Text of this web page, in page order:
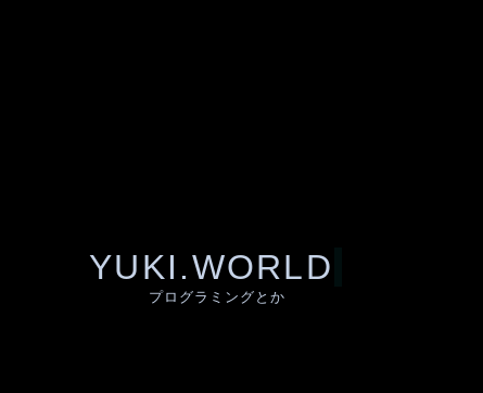
YUKI.WORLD
プログラミングとか